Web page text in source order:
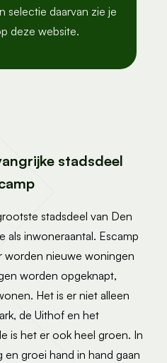
selectie daarvan zie je
deze website.
stadsdeel
stadsdeel van Den
als inwoneraantal. Escamp
worden nieuwe woningen
worden opgeknapt,
Het is er niet alleen
de Uithof en het
is het er ook heel groen. In
en groei hand in hand gaan